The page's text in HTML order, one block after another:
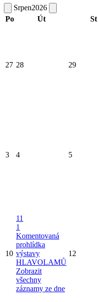
Srpen2026
Po
Út St
27 28 29
3 4 5
10
11
1
Komentovaná
prohlídka
výstavy
HLAVOLAMŮ
Zobrazit
všechny
záznamy ze dne
12